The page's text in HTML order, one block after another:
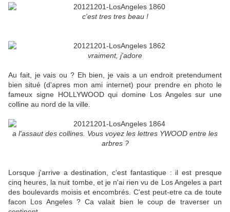
c'est tres tres beau !
vraiment, j'adore
Au fait, je vais ou ? Eh bien, je vais a un endroit pretendument
bien situé (d'apres mon ami internet) pour prendre en photo le
fameux signe HOLLYWOOD qui domine Los Angeles sur une
colline au nord de la ville.
a l'assaut des collines. Vous voyez les lettres YWOOD entre les
arbres ?
Lorsque j'arrive a destination, c'est fantastique : il est presque
cinq heures, la nuit tombe, et je n'ai rien vu de Los Angeles a part
des boulevards moisis et encombrés. C'est peut-etre ca de toute
facon Los Angeles ? Ca valait bien le coup de traverser un